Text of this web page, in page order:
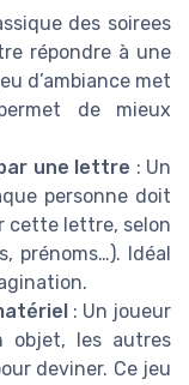
des soirees
répondre à une
d’ambiance met
de mieux
une lettre : Un
personne doit
cette lettre, selon
prénoms…). Idéal
: Un joueur
objet, les autres
deviner. Ce jeu